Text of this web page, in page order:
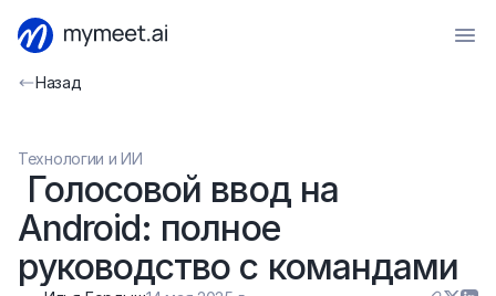
Назад
Технологии и ИИ
Android: полное
руководство с командами